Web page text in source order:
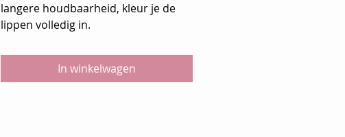
langere houdbaarheid, kleur je de
lippen volledig in.
In winkelwagen